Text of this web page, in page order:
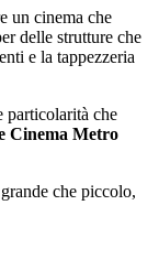
un cinema che
delle strutture che
e la tappezzeria
particolarità che
Cinema Metro
che piccolo,